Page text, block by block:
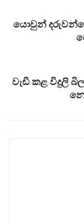
යොවුන්
වැඩි කළ විදුලි